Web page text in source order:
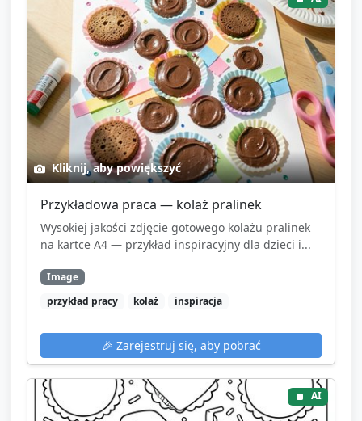
Kliknij, aby powiększyć
Przykładowa praca — kolaż pralinek
Wysokiej jakości zdjęcie gotowego kolażu pralinek
na kartce A4 — przykład inspiracyjny dla dzieci i...
Image
przykład pracy
kolaż inspiracja
🎉 Zarejestruj się, aby pobrać
AI